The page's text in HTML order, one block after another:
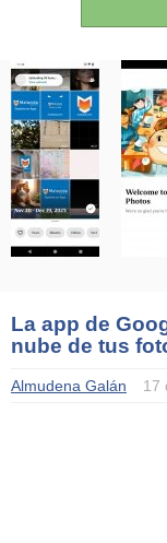
La app de
nube de tus
Almudena Galán 17